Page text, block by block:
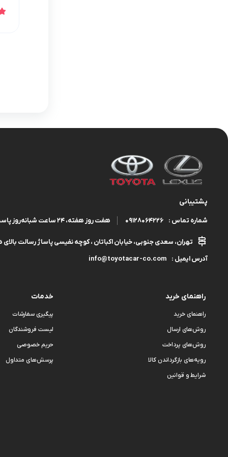
پشتیبانی
شماره تماس : 09128064226 هفت روز هفته، ۲۴ ساعت شبانه‌روز پاسخگوی شما هستیم.
تهران، سعدی جنوبی، خیابان اکباتان ، کوچه نفیسی پاساژ رسالت بالای
آدرس ایمیل :
info@toyotacar-co.com
راهنمای خرید
راهنمای خرید
روش‌های ارسال
روش‌های پرداخت
رویه‌های بازگرداندن کالا
شرایط و قوانین
خدمات
پیگیری سفارشات
لیست فروشندگان
حریم خصوصی
پرسش‌های متداول